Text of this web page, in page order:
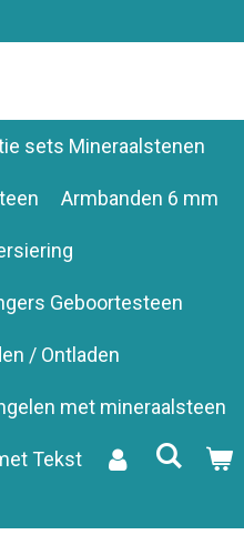
sets Mineraalstenen
Armbanden 6 mm
Geboortesteen
/ Ontladen
met mineraalsteen
Tekst